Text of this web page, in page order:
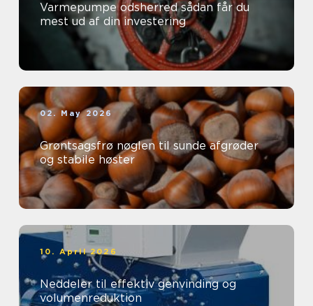
Varmepumpe odsherred sådan får du
mest ud af din investering
02. May 2026
Grøntsagsfrø nøglen til sunde afgrøder
og stabile høster
10. April 2026
Neddeler til effektiv genvinding og
volumenreduktion